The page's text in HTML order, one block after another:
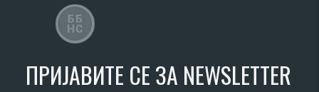
ПРИЈАВИТЕ СЕ ЗА NEWSLETTER